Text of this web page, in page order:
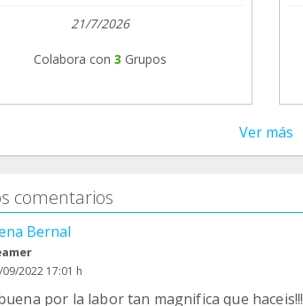
21/7/2026
Colabora con 3 Grupos
Ver más
comentarios
Bernal
09/2022 17:01 h
por la labor tan magnifica que haceis!!!